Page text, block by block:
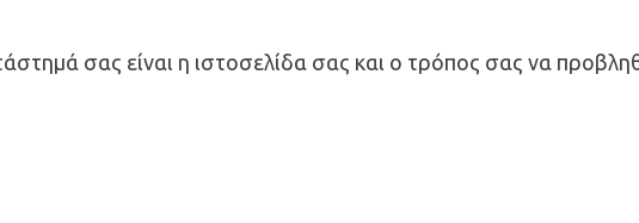
σας είναι η ιστοσελίδα σας και ο τρόπος σας να